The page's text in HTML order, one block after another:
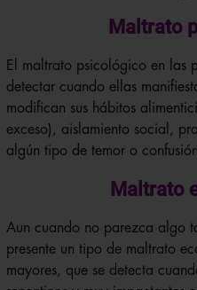
Maltrato
El maltrato psicológico en las
detectar cuando ellas
modifican sus hábitos
exceso), aislamiento social,
algún tipo de temor o
Maltrato
Aun cuando no parezca algo
presente un tipo de maltrato
mayores, que se detecta